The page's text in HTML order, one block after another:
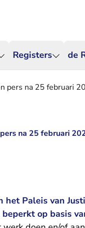
Registers de
pers na 25 februari
na 25 februari
Paleis van
op basis